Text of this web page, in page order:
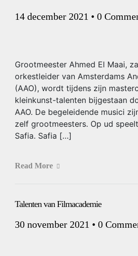
14 december 2021 • 0
Grootmeester Ahmed El Maai,
orkestleider van Amsterdams
(AAO), wordt tijdens zijn
kleinkunst-talenten bijgestaan
AAO. De begeleidende musici
zelf grootmeesters. Op ud
Safia. Safia […]
Read More
Talenten van Filmacademie
30 november 2021 • 0